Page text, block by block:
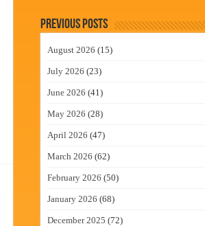
Previous Posts
August 2026 (15)
July 2026 (23)
June 2026 (41)
May 2026 (28)
April 2026 (47)
March 2026 (62)
February 2026 (50)
January 2026 (68)
December 2025 (72)